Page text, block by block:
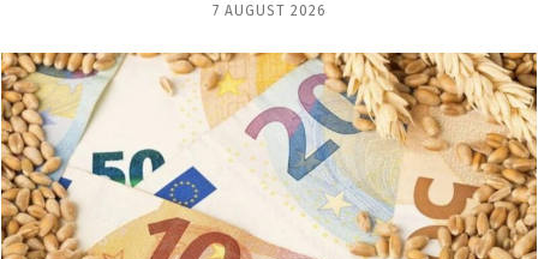
7 AUGUST 2026